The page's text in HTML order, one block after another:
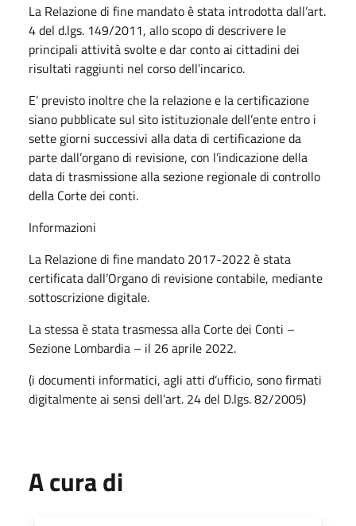
La Relazione di fine mandato è stata introdotta dall’art.
4 del d.lgs. 149/2011, allo scopo di descrivere le
principali attività svolte e dar conto ai cittadini dei
risultati raggiunti nel corso dell’incarico.
E’ previsto inoltre che la relazione e la certificazione
siano pubblicate sul sito istituzionale dell’ente entro i
sette giorni successivi alla data di certificazione da
parte dall’organo di revisione, con l’indicazione della
data di trasmissione alla sezione regionale di controllo
della Corte dei conti.
Informazioni
La Relazione di fine mandato 2017-2022 è stata
certificata dall’Organo di revisione contabile, mediante
sottoscrizione digitale.
La stessa è stata trasmessa alla Corte dei Conti –
Sezione Lombardia – il 26 aprile 2022.
(i documenti informatici, agli atti d’ufficio, sono firmati
digitalmente ai sensi dell’art. 24 del D.lgs. 82/2005)
A cura di